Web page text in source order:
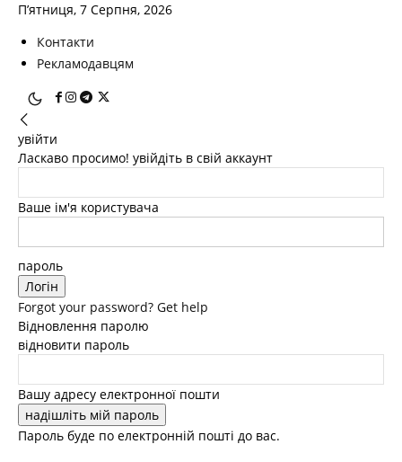
П’ятниця, 7 Серпня, 2026
Контакти
Рекламодавцям
увійти
Ласкаво просимо! увійдіть в свій аккаунт
Ваше ім'я користувача
пароль
Forgot your password? Get help
Відновлення паролю
відновити пароль
Вашу адресу електронної пошти
Пароль буде по електронній пошті до вас.